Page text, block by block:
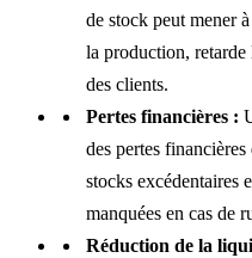
de stock peut mener
la production, retarde
des clients.
Pertes financières :
des pertes
stocks excédentaires
manquées en cas de
Réduction de la